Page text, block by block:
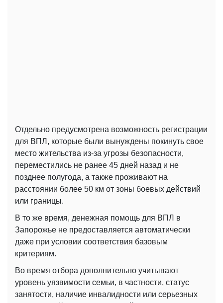
Отдельно предусмотрена возможность регистрации
для ВПЛ, которые были вынуждены покинуть свое
место жительства из-за угрозы безопасности,
переместились не ранее 45 дней назад и не
позднее полугода, а также проживают на
расстоянии более 50 км от зоны боевых действий
или границы.
В то же время, денежная помощь для ВПЛ в
Запорожье не предоставляется автоматически
даже при условии соответствия базовым
критериям.
Во время отбора дополнительно учитывают
уровень уязвимости семьи, в частности, статус
занятости, наличие инвалидности или серьезных